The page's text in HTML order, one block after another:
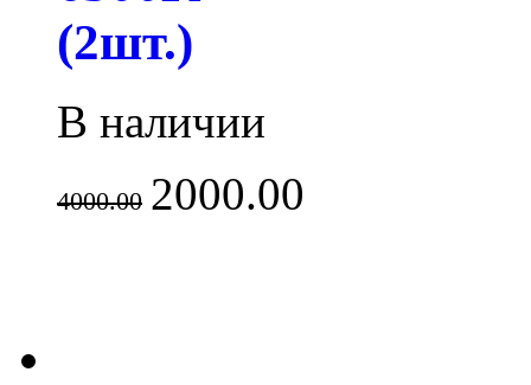
(2шт.)
В наличии
4000.00 2000.00